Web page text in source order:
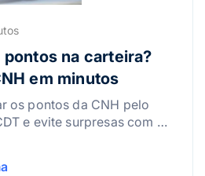
na carteira?
em minutos
os pontos da CNH pelo
e evite surpresas com a